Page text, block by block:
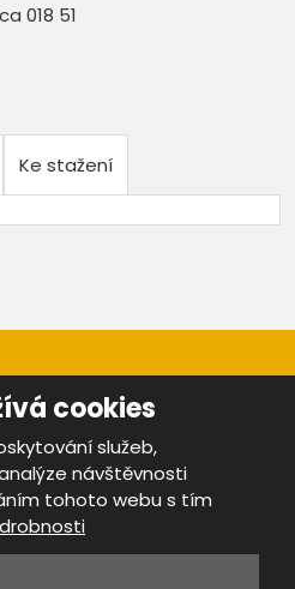
018 51
Ke stažení
je
a ochrana osobních údajů
použití
cookies
služeb,
návštěvnosti
tohoto webu s tím